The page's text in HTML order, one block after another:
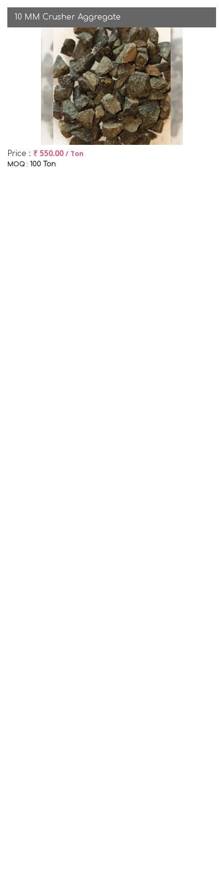
10 MM Crusher Aggregate
Price : ₹ 550.00 / Ton
MOQ : 100 Ton